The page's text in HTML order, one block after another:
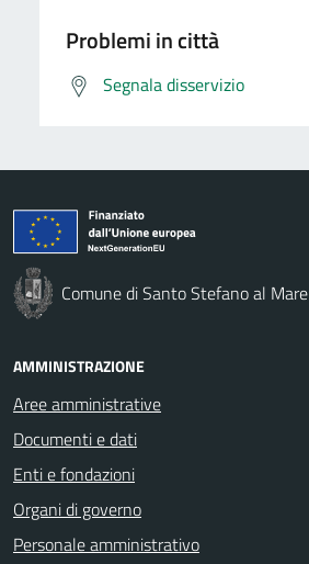
Problemi in città
Segnala disservizio
Comune di Santo Stefano al Mare
AMMINISTRAZIONE
Aree amministrative
Documenti e dati
Enti e fondazioni
Organi di governo
Personale amministrativo